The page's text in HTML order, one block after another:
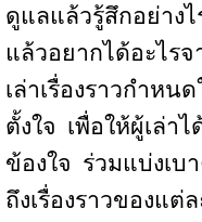
ดูแลแล้วรู้สึกอย่างไ
แล้วอยากได้อะไรจ
เล่าเรื่องราวกำหน
ตั้งใจ เพื่อให้ผู้เล่า
ข้องใจ ร่วมแบ่งเบ
ถึงเรื่องราวของแต่